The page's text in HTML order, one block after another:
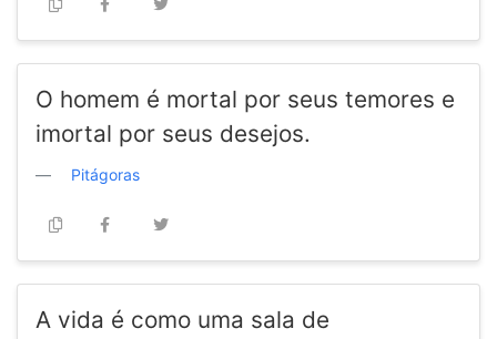
O homem é mortal por seus temores e
imortal por seus desejos.
Pitágoras
A vida é como uma sala de